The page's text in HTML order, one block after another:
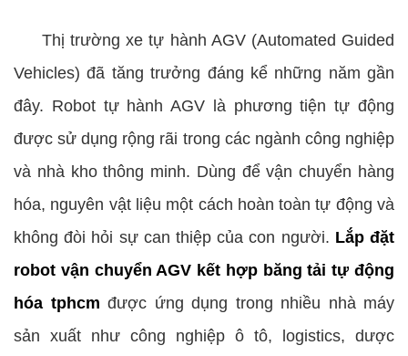
Thị trường xe tự hành AGV (Automated Guided
Vehicles) đã tăng trưởng đáng kể những năm gần
đây. Robot tự hành AGV là phương tiện tự động
được sử dụng rộng rãi trong các ngành công nghiệp
và nhà kho thông minh. Dùng để vận chuyển hàng
hóa, nguyên vật liệu một cách hoàn toàn tự động và
không đòi hỏi sự can thiệp của con người. Lắp đặt
robot vận chuyển AGV kết hợp băng tải tự động
hóa tphcm được ứng dụng trong nhiều nhà máy
sản xuất như công nghiệp ô tô, logistics, dược